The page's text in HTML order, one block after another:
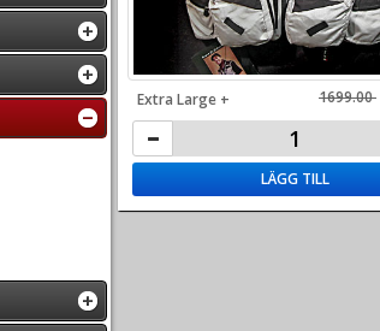
Extra Large + 1699.00
LÄGG TILL